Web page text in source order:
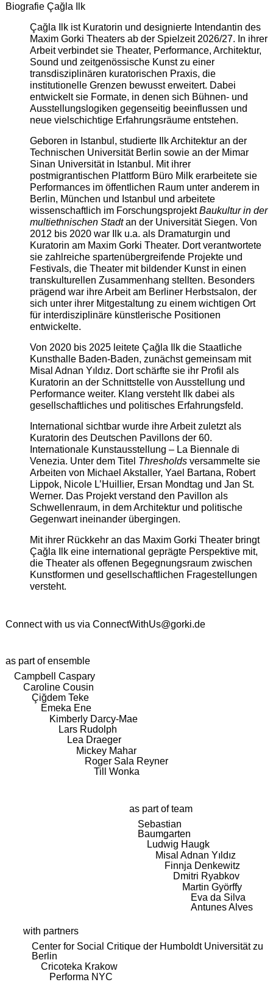
Biografie Çağla Ilk
Çağla Ilk ist Kuratorin und designierte Intendantin des
Maxim Gorki Theaters ab der Spielzeit 2026/27. In ihrer
Arbeit verbindet sie Theater, Performance, Architektur,
Sound und zeitgenössische Kunst zu einer
transdisziplinären kuratorischen Praxis, die
institutionelle Grenzen bewusst erweitert. Dabei
entwickelt sie Formate, in denen sich Bühnen- und
Ausstellungslogiken gegenseitig beeinflussen und
neue vielschichtige Erfahrungsräume entstehen.
Geboren in Istanbul, studierte Ilk Architektur an der
Technischen Universität Berlin sowie an der Mimar
Sinan Universität in Istanbul. Mit ihrer
postmigrantischen Plattform Büro Milk erarbeitete sie
Performances im öffentlichen Raum unter anderem in
Berlin, München und Istanbul und arbeitete
wissenschaftlich im ForschungsprojektBaukultur in der
multiethnischen Stadtan der Universität Siegen. Von
2012 bis 2020 war Ilk u.a. als Dramaturgin und
Kuratorin am Maxim Gorki Theater. Dort verantwortete
sie zahlreiche spartenübergreifende Projekte und
Festivals, die Theater mit bildender Kunst in einen
transkulturellen Zusammenhang stellten. Besonders
prägend war ihre Arbeit am Berliner Herbstsalon, der
sich unter ihrer Mitgestaltung zu einem wichtigen Ort
für interdisziplinäre künstlerische Positionen
entwickelte.
Von 2020 bis 2025 leitete Çağla Ilk die Staatliche
Kunsthalle Baden-Baden, zunächst gemeinsam mit
Misal Adnan Yıldız. Dort schärfte sie ihr Profil als
Kuratorin an der Schnittstelle von Ausstellung und
Performance weiter. Klang versteht Ilk dabei als
gesellschaftliches und politisches Erfahrungsfeld.
International sichtbar wurde ihre Arbeit zuletzt als
Kuratorin des Deutschen Pavillons der 60.
Internationale Kunstausstellung – La Biennale di
Venezia. Unter dem Titel Thresholdsversammelte sie
Arbeiten von Michael Akstaller, Yael Bartana, Robert
Lippok, Nicole L’Huillier, Ersan Mondtag und Jan St.
Werner. Das Projekt verstand den Pavillon als
Schwellenraum, in dem Architektur und politische
Gegenwart ineinander übergingen.
Mit ihrer Rückkehr an das Maxim Gorki Theater bringt
Çağla Ilk eine international geprägte Perspektive mit,
die Theater als offenen Begegnungsraum zwischen
Kunstformen und gesellschaftlichen Fragestellungen
versteht.
Connect with us via ConnectWithUs@gorki.de
as part of ensemble
Campbell Caspary
Caroline Cousin
Çiğdem Teke
Emeka Ene
Kimberly Darcy-Mae
Lars Rudolph
Lea Draeger
Mickey Mahar
Roger Sala Reyner
Till Wonka
as part of team
Sebastian
Baumgarten
Ludwig Haugk
Misal Adnan Yıldız
Finnja Denkewitz
Dmitri Ryabkov
Martin Györffy
Eva da Silva
Antunes Alves
with partners
Center for Social Critique der Humboldt Universität zu
Berlin
Cricoteka Krakow
Performa NYC